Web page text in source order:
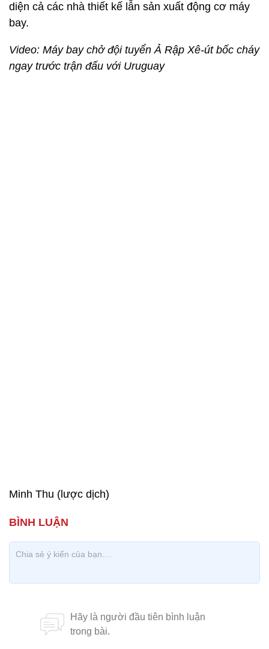
diện cả các nhà thiết kế lẫn sản xuất động cơ máy
bay.
Video: Máy bay chở đội tuyển Ả Rập Xê-út bốc cháy
ngay trước trận đấu với Uruguay
Minh Thu (lược dịch)